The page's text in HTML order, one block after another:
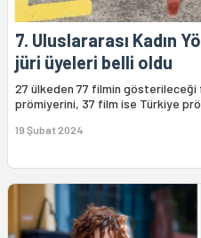
7. Uluslararası Kadın
jüri üyeleri belli oldu
27 ülkeden 77 filmin
prömiyerini, 37 film ise Türkiye
19 Şubat 2024